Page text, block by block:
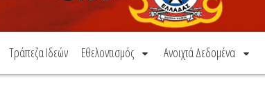
Τράπεζα Ιδεών Εθελοντισμός Ανοιχτά Δεδομένα